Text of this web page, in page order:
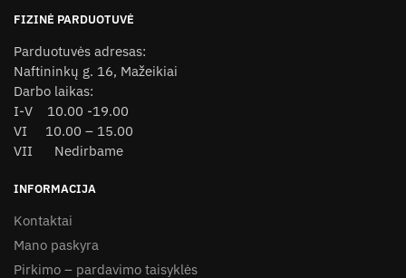
product
FIZINĖ PARDUOTUVĖ
Parduotuvės adresas:
Naftininkų g. 16, Mažeikiai
Darbo laikas:
I-V 10.00 -19.00
VI 10.00 – 15.00
VII Nedirbame
INFORMACIJA
Kontaktai
Mano paskyra
Pirkimo – pardavimo taisyklės